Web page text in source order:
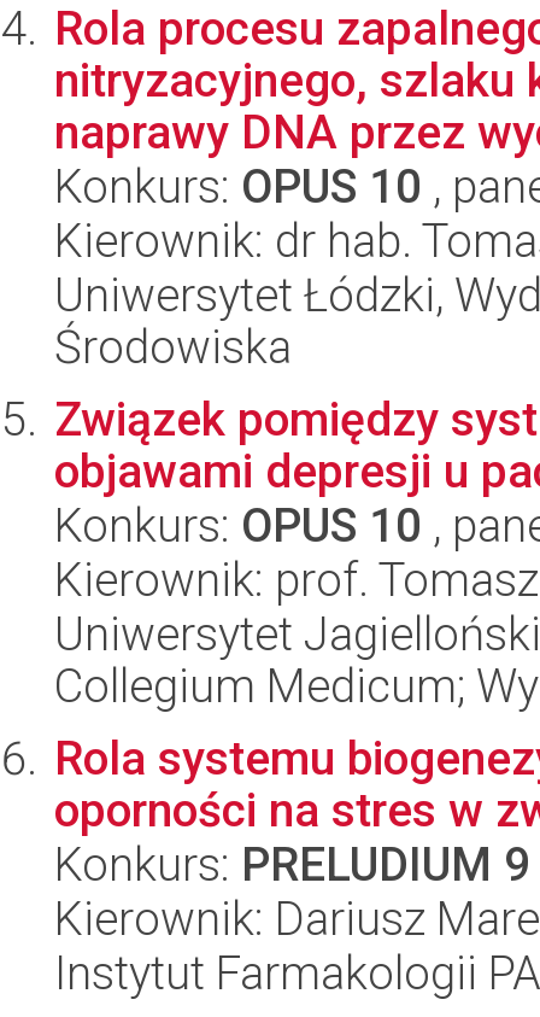
Rola procesu
nitryzacyjnego, szlaku
naprawy DNA przez
Konkurs: OPUS 10 ,
Kierownik: dr hab.
Uniwersytet Łódzki,
Środowiska
Związek pomiędzy
objawami depresji u
Konkurs: OPUS 10 ,
Kierownik: prof.
Uniwersytet
Collegium Medicum;
Rola systemu
oporności na stres w
Konkurs: PRELUDIUM 9
Kierownik: Dariusz
Instytut Farmakologii